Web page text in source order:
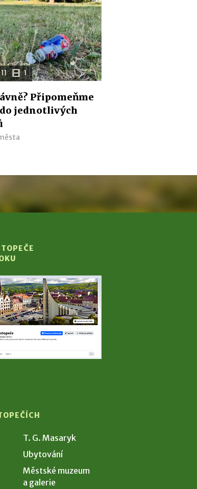
11 1
Připomeňme
jednotlivých
T. G. Masaryk
Ubytování
Městské muzeum
a galerie